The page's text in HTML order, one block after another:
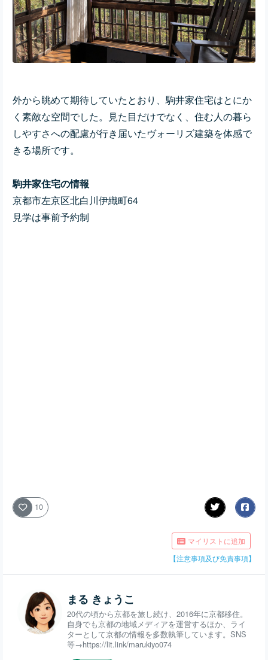
外から眺めて期待していたとおり、駒井家住宅はとにか
く素敵な空間でした。見た目だけでなく、住む人の暮ら
しやすさへの配慮が行き届いたヴォーリズ建築を体感で
きる場所です。
駒井家住宅の情報
京都市左京区北白川伊織町64
見学は事前予約制
10
マイリストに追加
【注意事項及び免責事項】
まる きょうこ
20代の頃から京都を旅し続け、2016年に京都移住。
自身でも京都の地域メディアを運営するほか、ライ
ターとして京都の情報を多数執筆しています。SNS
等→https://lit.link/marukiyo074